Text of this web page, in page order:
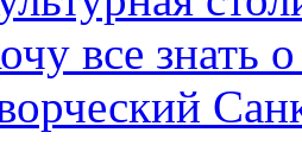
все знать